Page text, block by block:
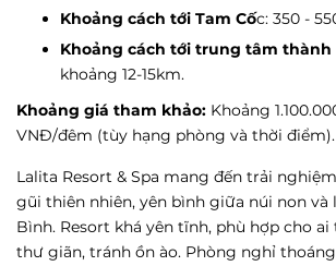
Khoảng cách tới Tam Cốc: 350 -
Khoảng cách tới trung tâm thành
khoảng 12-15km.
Khoảng giá tham khảo: Khoảng
VNĐ/đêm (tùy hạng phòng và thời điểm).
Lalita Resort & Spa mang đến trải
gũi thiên nhiên, yên bình giữa núi non và
Bình. Resort khá yên tĩnh, phù hợp cho
thư giãn, tránh ồn ào. Phòng nghỉ